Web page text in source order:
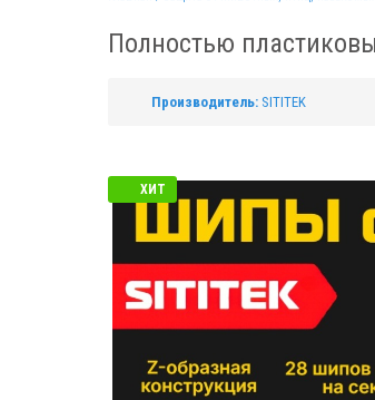
Полностью
Производитель: SITITEK
ХИТ